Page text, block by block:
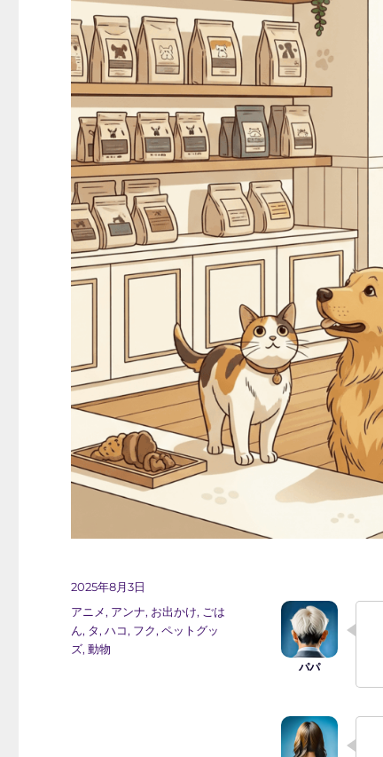
投
2025年8月3日
カ
テ
ゴ
アニメ, アンナ, お出かけ, ごは
ん, タ,ハコ, フク,ペットグッ
ズ,動物